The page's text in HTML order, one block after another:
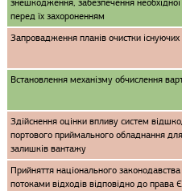
перед їх захороненням
Запровадження планів очистки
Встановлення механізму обчислення
Здійснення оцінки впливу систем
портового приймального обладнання
залишків вантажу
Прийняття національного
потоками відходів відповідно до права